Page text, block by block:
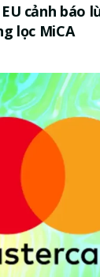
cảnh báo
lọc MiCA